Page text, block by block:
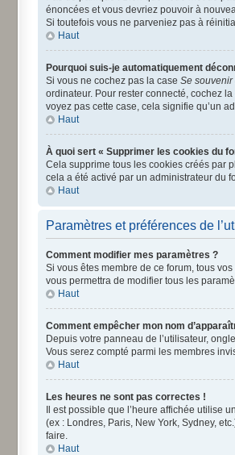
énoncées et vous devriez pouvoir à
Si toutefois vous ne parveniez pas à
Haut
Pourquoi suis-je automatiquement
Si vous ne cochez pas la case Se souvenir
ordinateur. Pour rester connecté, cochez la
voyez pas cette case, cela signifie qu’un
Haut
À quoi sert « Supprimer les cookies du
Cela supprime tous les cookies créés par
cela a été activé par un administrateur du
Haut
Paramètres et préférences de
Comment modifier mes paramètres ?
Si vous êtes membre de ce forum, tous
vous permettra de modifier tous les
Haut
Comment empêcher mon nom
Depuis votre panneau de l’utilisateur,
Vous serez compté parmi les membres
Haut
Les heures ne sont pas correctes !
Il est possible que l’heure affichée utilise
(ex : Londres, Paris, New York, Sydney,
faire.
Haut